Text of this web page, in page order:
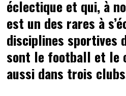
éclectique et qui, à
est un des rares à
disciplines sportives
sont le football et le
aussi dans trois